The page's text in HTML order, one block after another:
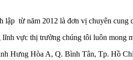
lập từ năm 2012 là đơn vị chuyên
lĩnh vực thị trường chúng tôi luôn mong
Hưng Hòa A, Q. Bình Tân, Tp. Hồ